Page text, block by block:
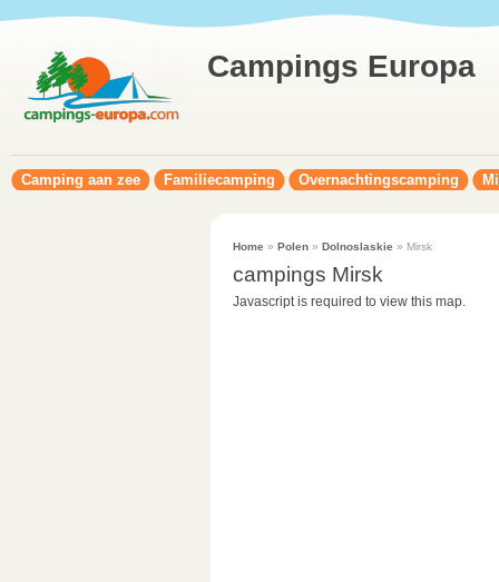
Campings Europa
Camping aan zee Familiecamping Overnachtingscamping
Home » Polen» Dolnoslaskie » Mirsk
campings Mirsk
Javascript is required to view this map.